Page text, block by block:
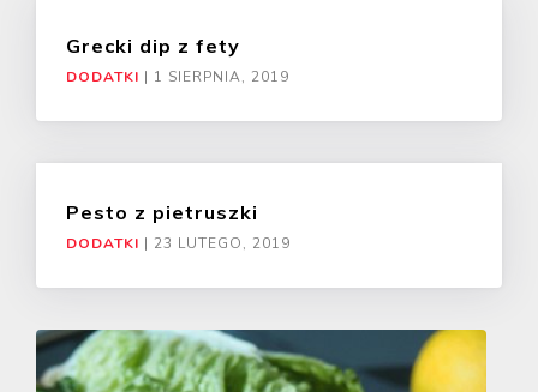
Grecki dip z fety
DODATKI | 1 SIERPNIA, 2019
Pesto z pietruszki
DODATKI | 23 LUTEGO, 2019